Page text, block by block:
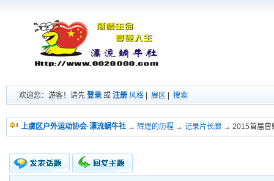
欢迎您：游客！请先 登录 或 注册 风格 展区 搜索
上虞区户外运动协会·漂流蜗牛社 → 辉煌的历程 → 记录片长廊 → 2015首届曹